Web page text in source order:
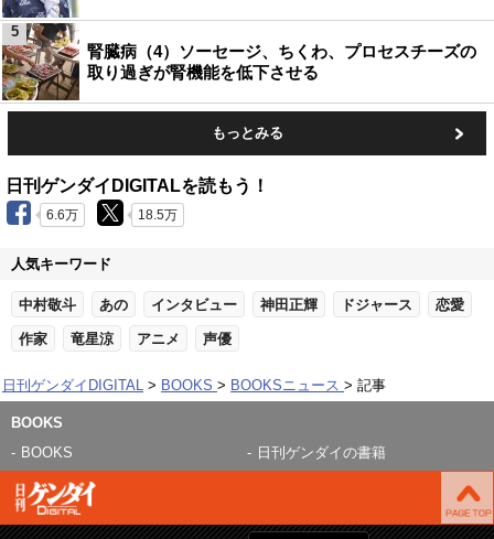
腎臓病（4）ソーセージ、ちくわ、プロセスチーズの
取り過ぎが腎機能を低下させる
5
もっとみる
日刊ゲンダイDIGITALを読もう！
6.6万 18.5万
人気キーワード
中村敬斗 あの インタビュー 神田正輝 ドジャース 恋愛
作家 竜星涼 アニメ 声優
日刊ゲンダイDIGITAL BOOKS BOOKSニュース 記事
BOOKS
BOOKS
日刊ゲンダイの書籍